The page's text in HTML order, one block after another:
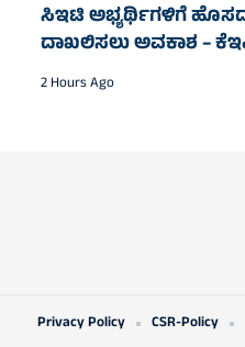
ಸಿಇಟಿ ಅಭ್ಯರ್ಥಿಗಳಿಗೆ
ದಾಖಲಿಸಲು ಅವಕಾಶ –
2 Hours Ago
Privacy Policy CSR-Policy